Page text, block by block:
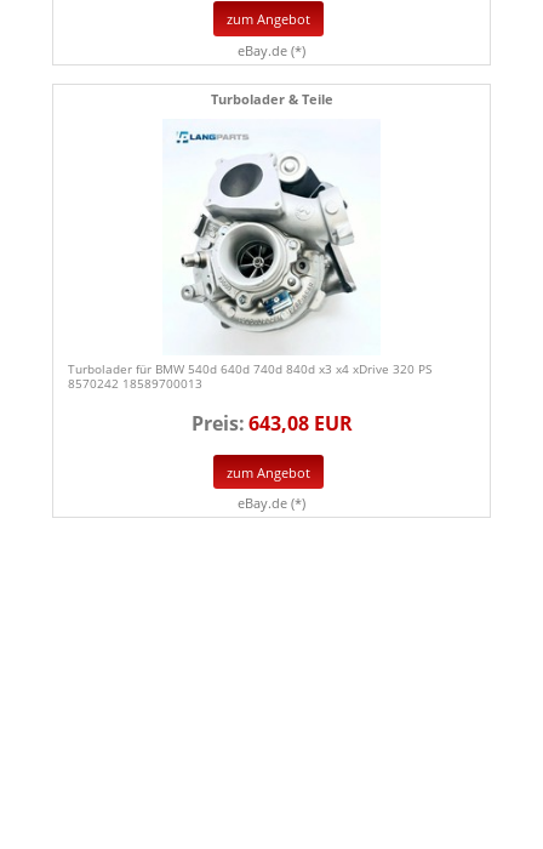
zum Angebot
eBay.de (*)
Turbolader & Teile
Turbolader für BMW 540d 640d 740d 840d x3 x4 xDrive 320 PS
8570242 18589700013
Preis:643,08 EUR
zum Angebot
eBay.de (*)